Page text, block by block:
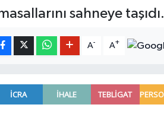
sahneye taşıdı.
A- A+